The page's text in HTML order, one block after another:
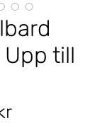
till
Pris